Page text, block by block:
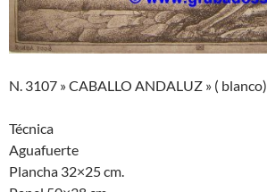
N. 3107 » CABALLO ANDALUZ » ( blanco)
Técnica
Aguafuerte
Plancha 32×25 cm.